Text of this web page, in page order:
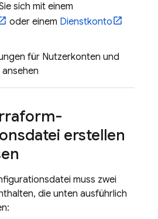
sich mit einem
oder einem Dienstkonto
für Nutzerkonten und
erstellen
muss zwei
die unten ausführlich